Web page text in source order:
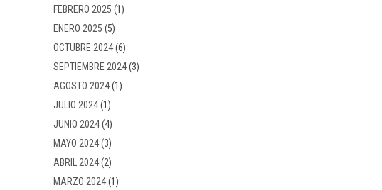
FEBRERO 2025 (1)
ENERO 2025 (5)
OCTUBRE 2024(6)
SEPTIEMBRE 2024(3)
AGOSTO 2024(1)
JULIO 2024(1)
JUNIO 2024(4)
MAYO 2024(3)
ABRIL 2024(2)
MARZO 2024(1)